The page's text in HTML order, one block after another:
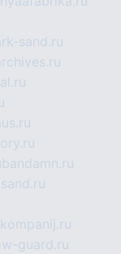
sand.ru
bandamn.ru
guard.ru